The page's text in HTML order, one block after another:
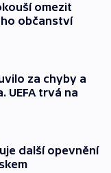
omezit
občanství
za chyby a
UEFA trvá na
další opevnění